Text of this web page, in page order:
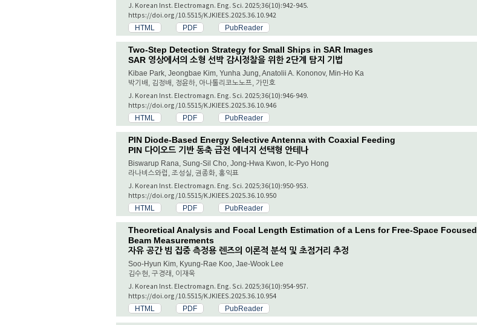
J. Korean Inst. Electromagn. Eng. Sci. 2025;36(10):942-945.
https://doi.org/10.5515/KJKIEES.2025.36.10.942
HTML PDF PubReader
Two-Step Detection Strategy for Small Ships in SAR Images
SAR 영상에서의 소형 선박 감시정찰을 위한 2단계 탐지 기법
Kibae Park, Jeongbae Kim, Yunha Jung, Anatolii A. Kononov, Min-Ho Ka
박기배, 김정배, 정윤하, 아나톨리코노노프, 가민호
J. Korean Inst. Electromagn. Eng. Sci. 2025;36(10):946-949.
https://doi.org/10.5515/KJKIEES.2025.36.10.946
HTML PDF PubReader
PIN Diode-Based Energy Selective Antenna with Coaxial Feeding
PIN 다이오드 기반 동축 급전 에너지 선택형 안테나
Biswarup Rana, Sung-Sil Cho, Jong-Hwa Kwon, Ic-Pyo Hong
라나비스와럽, 조성실, 권종화, 홍익표
J. Korean Inst. Electromagn. Eng. Sci. 2025;36(10):950-953.
https://doi.org/10.5515/KJKIEES.2025.36.10.950
HTML PDF PubReader
Theoretical Analysis and Focal Length Estimation of a Lens for Free-Space Focused
Beam Measurements
자유 공간 빔 집중 측정용 렌즈의 이론적 분석 및 초점거리 추정
Soo-Hyun Kim, Kyung-Rae Koo, Jae-Wook Lee
김수현, 구경래, 이재욱
J. Korean Inst. Electromagn. Eng. Sci. 2025;36(10):954-957.
https://doi.org/10.5515/KJKIEES.2025.36.10.954
HTML PDF PubReader